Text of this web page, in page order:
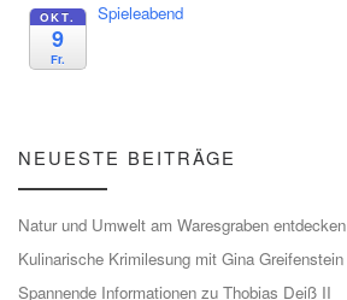
OKT.
9
Fr.
Spieleabend
NEUESTE BEITRÄGE
Natur und Umwelt am Waresgraben entdecken
Kulinarische Krimilesung mit Gina Greifenstein
Spannende Informationen zu Thobias Deiß II